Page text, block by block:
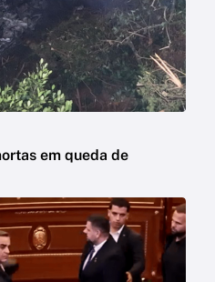
em queda de